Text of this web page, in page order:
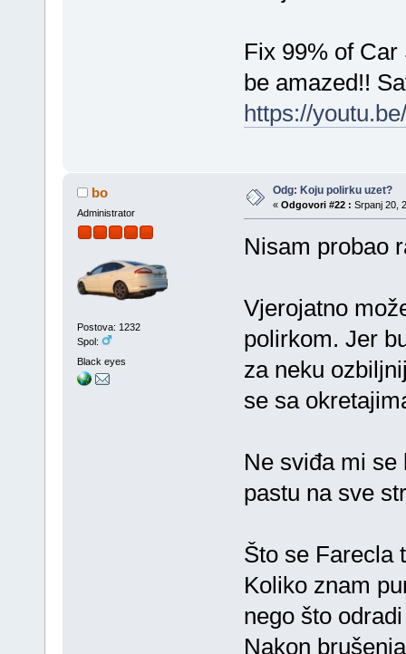
Fix 99% of
be amazed!!
https://
bo
Administrator
Postova: 1232
Spol:
Black eyes
Odg: Koju polirku uzet?
« Odgovori #22 : Srpanj 20,
Nisam probao
Vjerojatno
polirkom. Jer
za neku
se sa
Ne sviđa mi se
pastu na sve
Što se Farecla
Koliko znam
nego što
Nakon